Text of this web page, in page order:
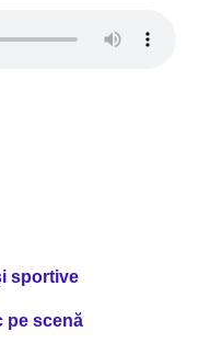
sportive
pe scenă